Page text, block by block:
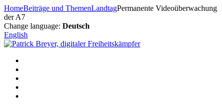
Zum
Inhalt
springen
HomeBeiträge und ThemenLandtagPermanente Videoüberwachung
der A7
Change language: Deutsch
English